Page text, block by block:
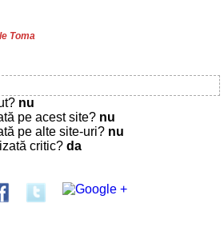
Toma
nu
pe acest site? nu
pe alte site-uri? nu
critic? da